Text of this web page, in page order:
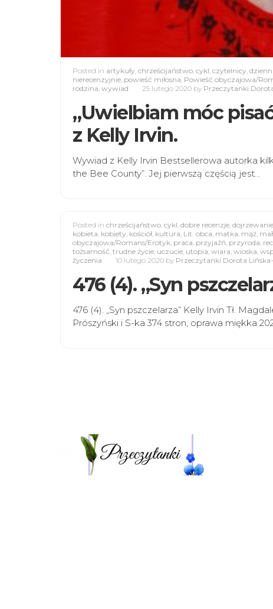
Posted in artykuły, chrześcijaństwo, cykl, czytelnicy,
nierecenzyjnie, powieść miłosna, Powieść obyczajowa/
rodzina, wywiad 25 lutego 2020 by Przeczytanki
„Uwielbiam móc
z Kelly Irvin.
Wywiad z Kelly Irvin Bestsellerowa autorka
the Bee County”. Jej pierwszą częścią jest…
Posted in chrześcijaństwo, cykl, dobre recenzje, dojrzewanie
kobieta, kobiety, kościół, kultura, Lit. obca, matka, mąż,
obyczajowa/Romans/Erotyk, praca, przyjaźń, przyroda,
tożsamość, trudne życie, uczucie, utopia, wiara, wioska,
życzenia
10 lutego 2020 by Przeczytanki Dorota Lińska-
476 (4). „Syn
476 (4). „Syn pszczelarza” Kelly Irvin Tł.
Prószyński i S-ka 374 stron, oprawa miękka